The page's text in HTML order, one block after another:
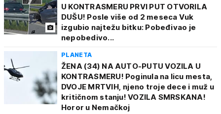
U KONTRASMERU PRVI PUT OTVORILA
DUŠU! Posle više od 2 meseca Vuk
izgubio najtežu bitku: Pobeđivao je
nepobedivo...
PLANETA
ŽENA (34) NA AUTO-PUTU VOZILA U
KONTRASMERU! Poginula na licu mesta,
DVOJE MRTVIH, njeno troje dece i muž u
kritičnom stanju! VOZILA SMRSKANA!
Horor u Nemačkoj